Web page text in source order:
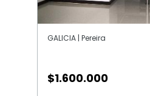
GALICIA | Pereira
$1.600.000